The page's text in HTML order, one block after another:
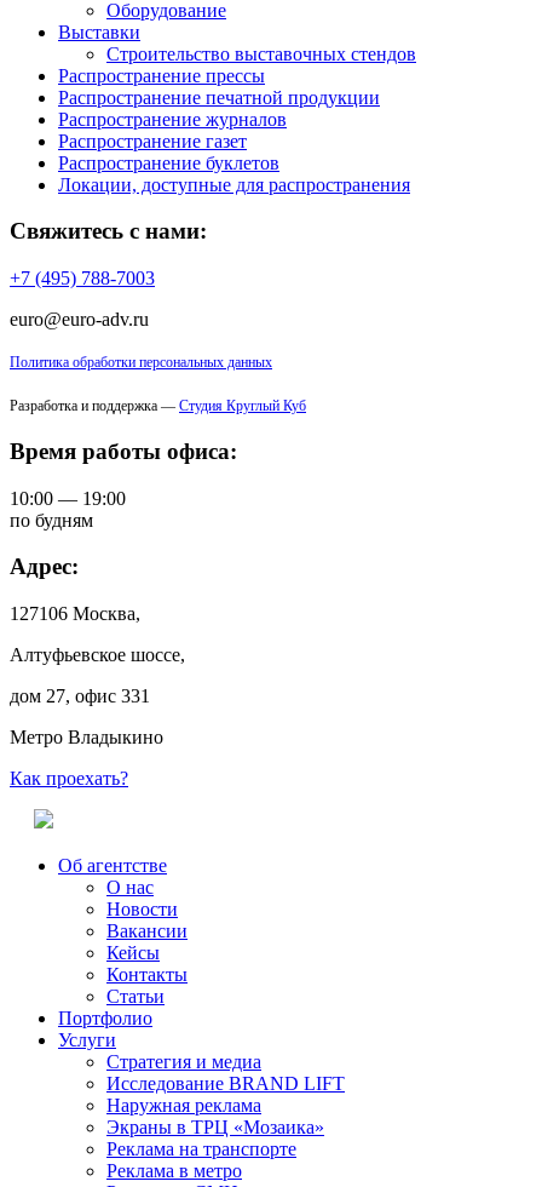
Оборудование
Выставки
Строительство выставочных стендов
Распространение прессы
Распространение печатной продукции
Распространение журналов
Распространение газет
Распространение буклетов
Локации, доступные для распространения
Свяжитесь с нами:
+7 (495) 788-7003
euro@euro-adv.ru
Политика обработки персональных данных
Разработка и поддержка — Студия Круглый Куб
Время работы офиса:
10:00 — 19:00
по будням
Адрес:
127106 Москва,
Алтуфьевское шоссе,
дом 27, офис 331
Метро Владыкино
Как проехать?
Об агентстве
О нас
Новости
Вакансии
Кейсы
Контакты
Статьи
Портфолио
Услуги
Стратегия и медиа
Исследование BRAND LIFT
Наружная реклама
Экраны в ТРЦ «Мозаика»
Реклама на транспорте
Реклама в метро